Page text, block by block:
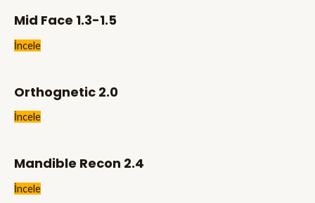
Mid Face 1.3-1.5
İncele
Orthognetic 2.0
İncele
Mandible Recon 2.4
İncele